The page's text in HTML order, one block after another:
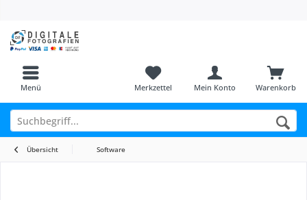
Menü Warenkorb
Merkzettel Mein Konto
Übersicht Software